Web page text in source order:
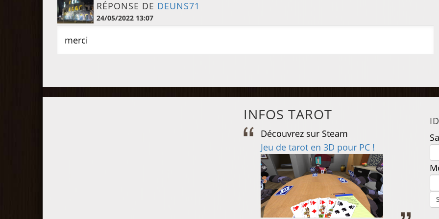
RÉPONSE DE DEUNS71
24/05/2022 13:07
merci
INFOS TAROT
Découvrez sur Steam
Jeu de tarot en 3D pour PC !